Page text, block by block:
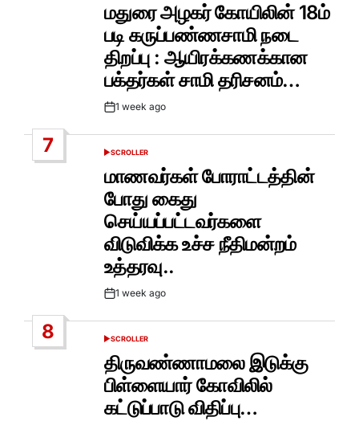
மதுரை அழகர் கோயிலின் 18ம்
படி கருப்பண்ணசாமி நடை
திறப்பு : ஆயிரக்கணக்கான
பக்தர்கள் சாமி தரிசனம்…
Post1 week ago
7
POSTED
SCROLLER
மாணவர்கள் போராட்டத்தின்
போது கைது
செய்யப்பட்டவர்களை
விடுவிக்க உச்ச நீதிமன்றம்
உத்தரவு..
Post1 week ago
8
POSTED
SCROLLER
திருவண்ணாமலை இடுக்கு
பிள்ளையார் கோவிலில்
கட்டுப்பாடு விதிப்பு…